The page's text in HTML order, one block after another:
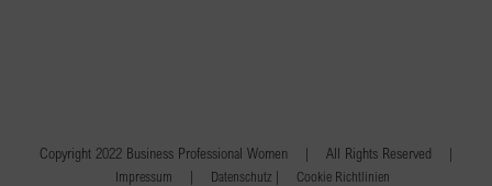
Copyright 2022 Business Professional Women | All Rights Reserved |
Impressum | Datenschutz | Cookie Richtlinien